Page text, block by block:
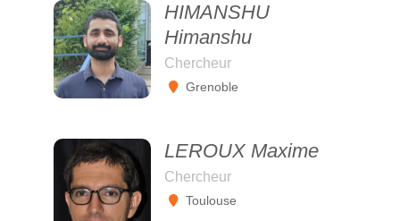
HIMANSHU
Himanshu
Chercheur
Grenoble
LEROUX Maxime
Chercheur
Toulouse